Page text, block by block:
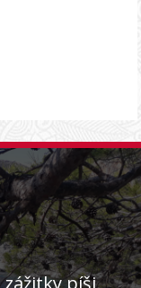
píši,